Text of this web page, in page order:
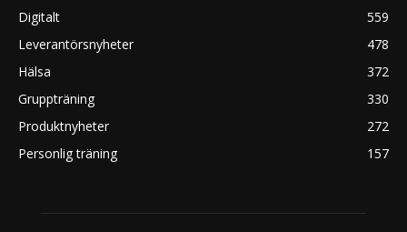
Digitalt
559
Leverantörsnyheter
478
Hälsa
372
Gruppträning
330
Produktnyheter
272
Personlig träning
157